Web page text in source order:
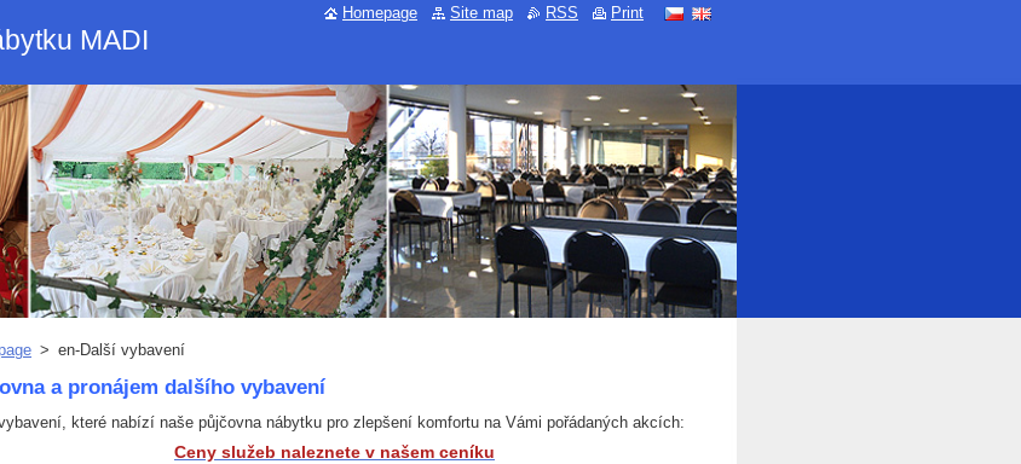
MADI
> en-Další vybavení
a pronájem dalšího vybavení
které nabízí naše půjčovna nábytku pro zlepšení komfortu na Vámi pořádaných akcích:
Ceny služeb naleznete v našem ceníku
Homepage Site map RSS Print